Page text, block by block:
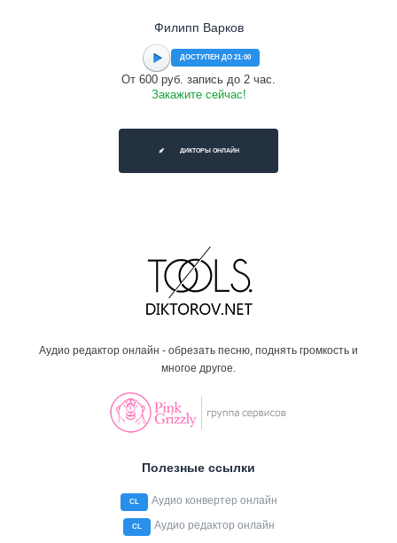
Филипп Варков
ДОСТУПЕН ДО 21:00
От 600 руб. запись до 2 час.
Закажите сейчас!
ДИКТОРЫ ОНЛАЙН
Аудио редактор онлайн - обрезать песню, поднять громкость и
многое другое.
Полезные ссылки
CL Аудио конвертер онлайн
CL Аудио редактор онлайн